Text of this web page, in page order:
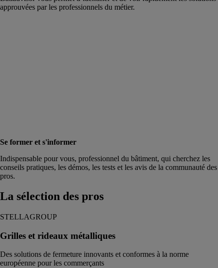
approuvées par les professionnels du métier.
Se former et s'informer
Indispensable pour vous, professionnel du bâtiment, qui cherchez les
conseils pratiques, les démos, les tests et les avis de la communauté des
pros.
La sélection des pros
STELLAGROUP
Grilles et rideaux métalliques
Des solutions de fermeture innovants et conformes à la norme
européenne pour les commerçants